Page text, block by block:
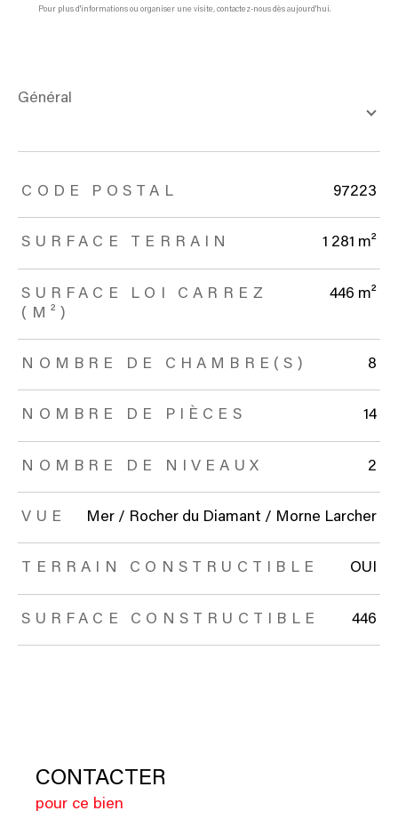
Pour plus d'informations ou organiser une visite, contactez-nous dès aujourd'hui.
général
TRAD_ZEPHYR_Caracteristique TRAD_ZEPHYR_Valeurs
CODE POSTAL 97223
SURFACE TERRAIN 1 281 m²
SURFACE LOI CARREZ
(M²)
446 m²
NOMBRE DE CHAMBRE(S) 8
NOMBRE DE PIÈCES 14
NOMBRE DE NIVEAUX 2
VUE Mer / Rocher du Diamant / Morne Larcher
TERRAIN CONSTRUCTIBLE OUI
SURFACE CONSTRUCTIBLE 446
CONTACTER
pour ce bien